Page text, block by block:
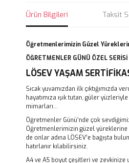
Ürün Bilgileri Taksit
Öğretmenlerimizin Güzel
ÖĞRETMENLER GÜNÜ ÖZEL SERİSİ
LÖSEV YAŞAM
Sıcak yuvamızdan ilk
hayatımıza ışık tutan, güler
mimarları...
Öğretmenler Günü’nde çok
Öğretmenlerimizin güzel yüreklerine
de onlar adına LÖSEV’e bağışta
hatırlanır kılabilirsiniz.
A4 ve A5 boyut çeşitleri ve zevkinize